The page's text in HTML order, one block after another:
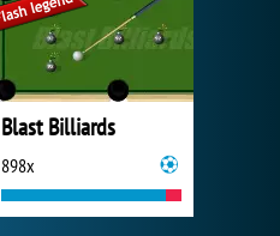
Blast Billiards
898x